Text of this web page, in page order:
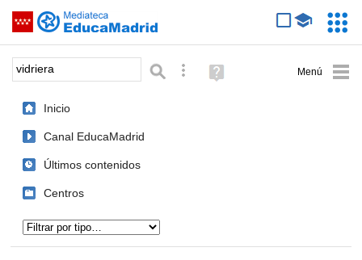
Saltar navegación
Palabra o frase: Búsqueda avanzada
Ayuda
(en
Inicio
Canal EducaMadrid
Últimos contenidos
Centros